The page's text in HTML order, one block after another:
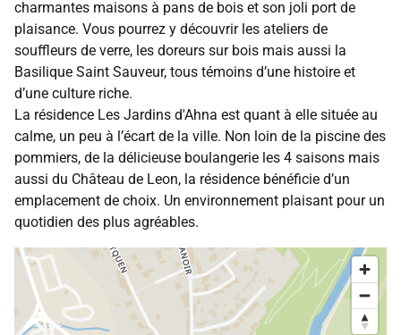
charmantes maisons à pans de bois et son joli port de
plaisance. Vous pourrez y découvrir les ateliers de
souffleurs de verre, les doreurs sur bois mais aussi la
Basilique Saint Sauveur, tous témoins d’une histoire et
d’une culture riche.
La résidence Les Jardins d'Ahna est quant à elle située au
calme, un peu à l’écart de la ville. Non loin de la piscine des
pommiers, de la délicieuse boulangerie les 4 saisons mais
aussi du Château de Leon, la résidence bénéficie d’un
emplacement de choix. Un environnement plaisant pour un
quotidien des plus agréables.